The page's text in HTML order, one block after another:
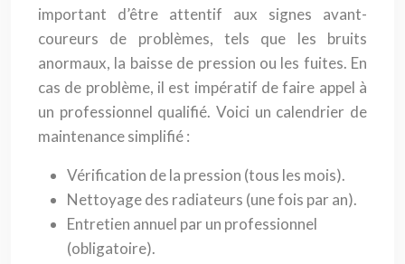
important d’être attentif aux signes avant-
coureurs de problèmes, tels que les bruits
anormaux, la baisse de pression ou les fuites. En
cas de problème, il est impératif de faire appel à
un professionnel qualifié. Voici un calendrier de
maintenance simplifié :
Vérification de la pression (tous les mois).
Nettoyage des radiateurs (une fois par an).
Entretien annuel par un professionnel
(obligatoire).